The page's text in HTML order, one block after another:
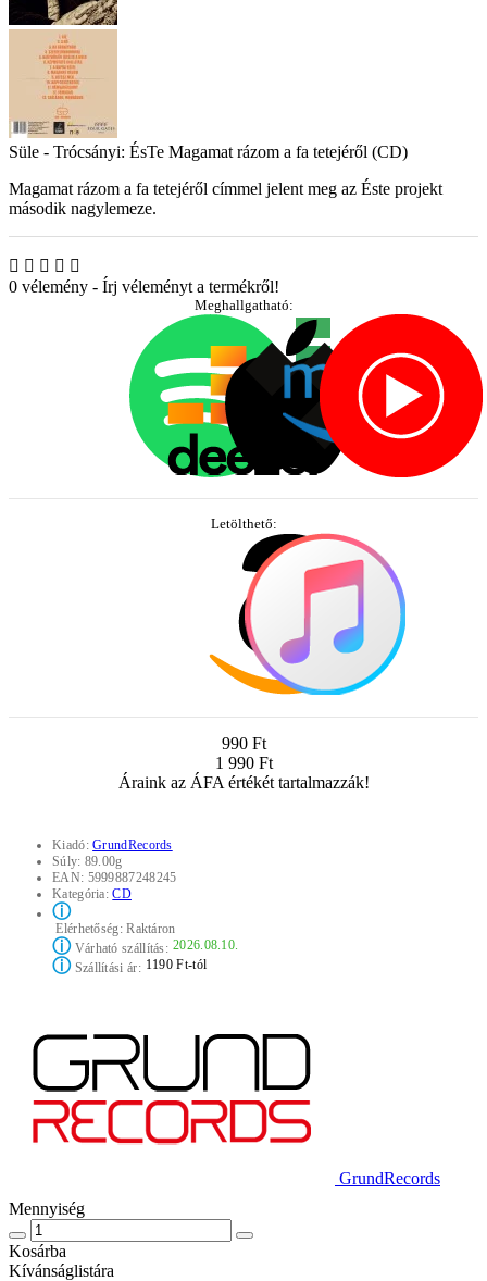
Süle - Trócsányi: ÉsTe Magamat rázom a fa tetejéről (CD)
Magamat rázom a fa tetejéről címmel jelent meg az Éste projekt
második nagylemeze.
0 vélemény - Írj véleményt a termékről!
Meghallgatható:
Letölthető:
990 Ft
1 990 Ft
Áraink az ÁFA értékét tartalmazzák!
Kiadó:GrundRecords
Súly: 89.00g
EAN: 5999887248245
Kategória:CD
ⓘ
Elérhetőség:Raktáron
ⓘVárható szállítás: 2026.08.10.
ⓘSzállítási ár: 1190 Ft-tól
GrundRecords
Mennyiség
Kosárba
Kívánságlistára